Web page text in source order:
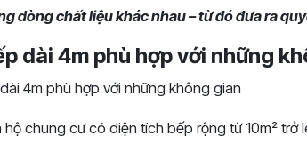
dòng chất liệu khác nhau – từ đó đưa ra
dài 4m phù hợp với những
4m phù hợp với những không gian
hộ chung cư có diện tích bếp rộng từ 10m² trở